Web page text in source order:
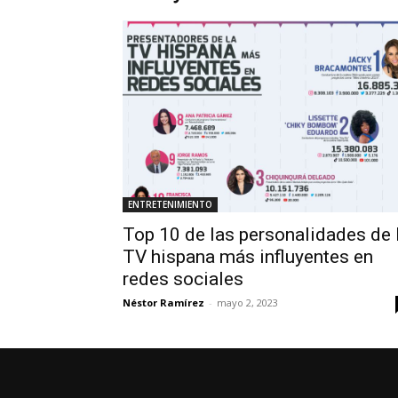
ENTRETENIMIENTO
Top 10 de las personalidades de
TV hispana más influyentes en
redes sociales
Néstor Ramírez - mayo 2, 2023